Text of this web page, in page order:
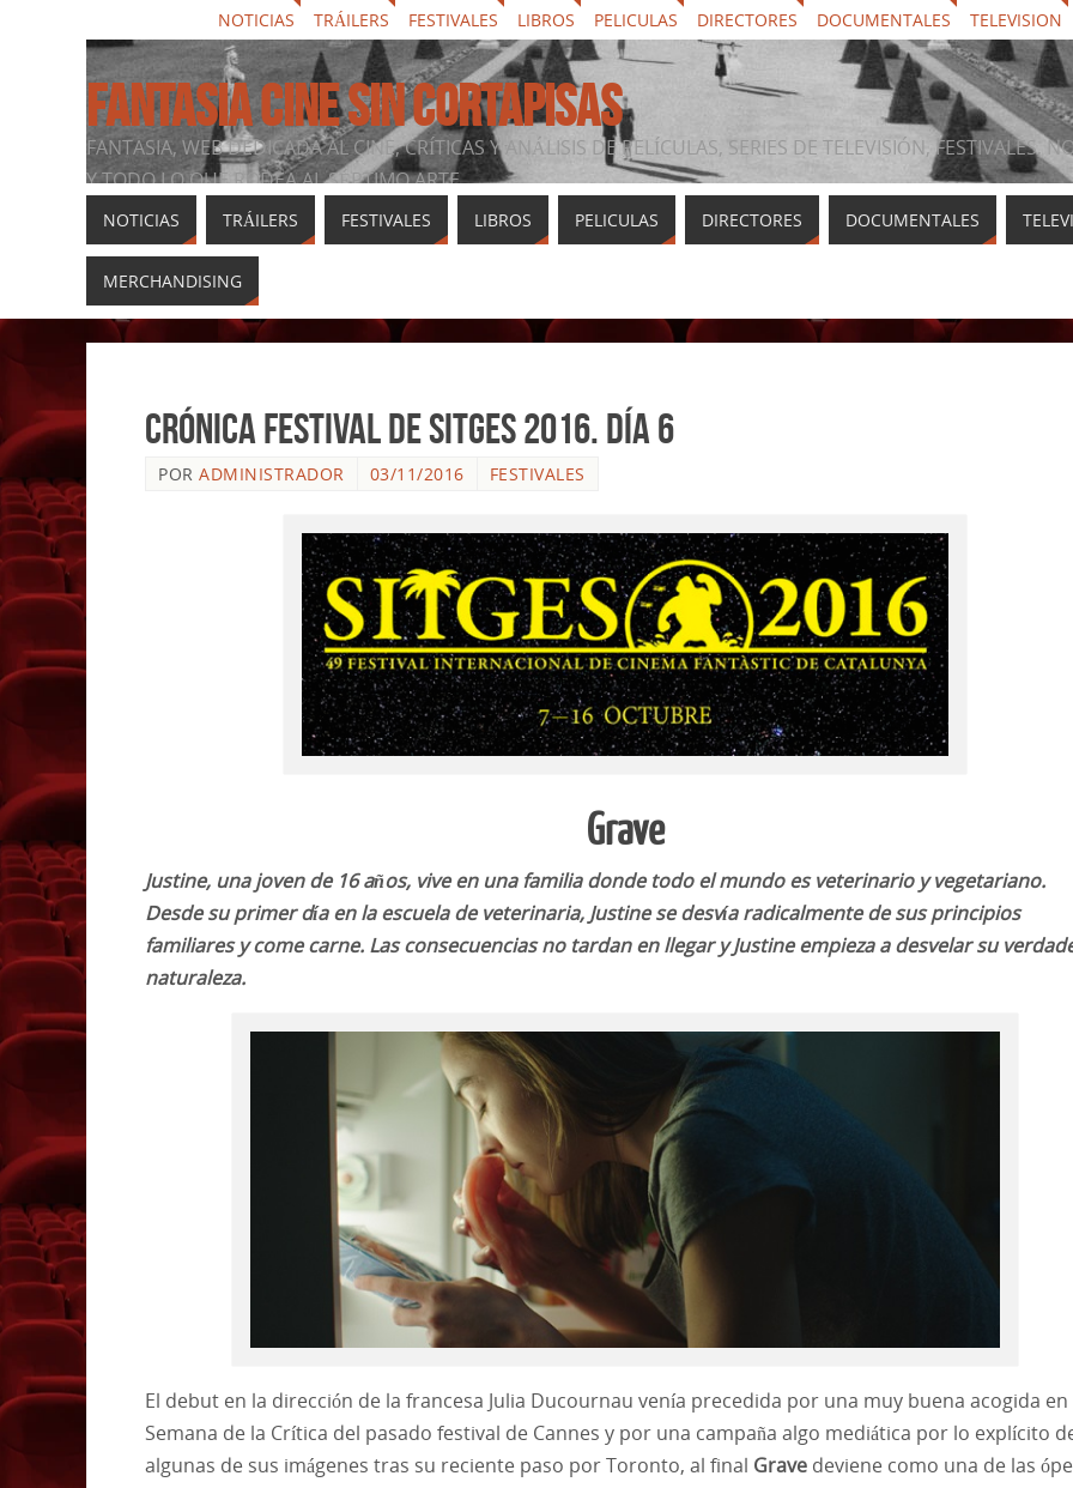
NOTICIAS TRÁILERS FESTIVALES LIBROS PELICULAS DIRECTORES DOCUMENTALES TELEVISION
FANTASIA CINE SIN CORTAPISAS
FANTASIA, WEB DEDICADA AL CINE, CRÍTICAS Y ANÁLISIS DE PELÍCULAS, SERIES DE TELEVISIÓN, FESTIVALES,
Y TODO LO QUE RODEA AL SÉPTIMO ARTE
NOTICIAS TRÁILERS FESTIVALES LIBROS PELICULAS DIRECTORES DOCUMENTALES
MERCHANDISING
Crónica festival de Sitges 2016. Día 6
POR ADMINISTRADOR 03/11/2016 FESTIVALES
Grave
Justine, una joven de 16 años, vive en una familia donde todo el mundo es veterinario y vegetariano.
Desde su primer día en la escuela de veterinaria, Justine se desvía radicalmente de sus principios
familiares y come carne. Las consecuencias no tardan en llegar y Justine empieza a desvelar su
naturaleza.
El debut en la dirección de la francesa Julia Ducournau venía precedida por una muy buena acogida en
Semana de la Crítica del pasado festival de Cannes y por una campaña algo mediática por lo explícito
algunas de sus imágenes tras su reciente paso por Toronto, al final Grave deviene como una de las